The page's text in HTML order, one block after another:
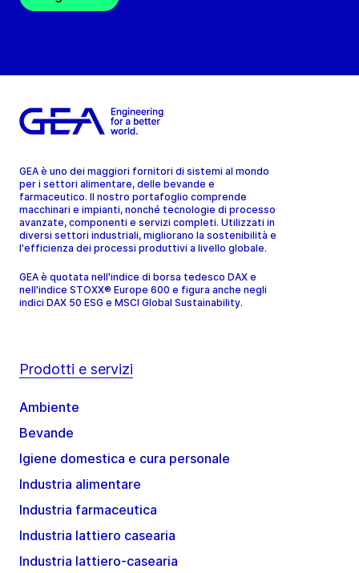
GEA è uno dei maggiori fornitori di sistemi al mondo
per i settori alimentare, delle bevande e
farmaceutico. Il nostro portafoglio comprende
macchinari e impianti, nonché tecnologie di processo
avanzate, componenti e servizi completi. Utilizzati in
diversi settori industriali, migliorano la sostenibilità e
l'efficienza dei processi produttivi a livello globale.
GEA è quotata nell'indice di borsa tedesco DAX e
nell'indice STOXX® Europe 600 e figura anche negli
indici DAX 50 ESG e MSCI Global Sustainability.
Prodotti e servizi
Ambiente
Bevande
Igiene domestica e cura personale
Industria alimentare
Industria farmaceutica
Industria lattiero casearia
Industria lattiero-casearia